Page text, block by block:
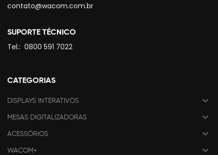
contato@wacom.com.br
SUPORTE TÉCNICO
Tel.: 0800 591 7022
CATEGORIAS
DISPLAYS INTERATIVOS
MESAS DIGITALIZADORAS
ACESSÓRIOS
WACOM+